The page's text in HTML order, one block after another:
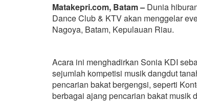
Matakepri.com, Batam – Dunia
Dance Club & KTV akan menggelar
Nagoya, Batam, Kepulauan Riau.
Acara ini menghadirkan Sonia KDI
sejumlah kompetisi musik dangdut
pencarian bakat bergengsi, seperti
berbagai ajang pencarian bakat musik